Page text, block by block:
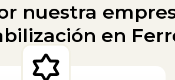
nuestra
en